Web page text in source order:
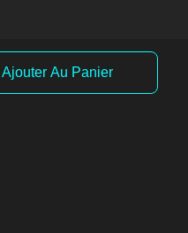
Ajouter Au Panier